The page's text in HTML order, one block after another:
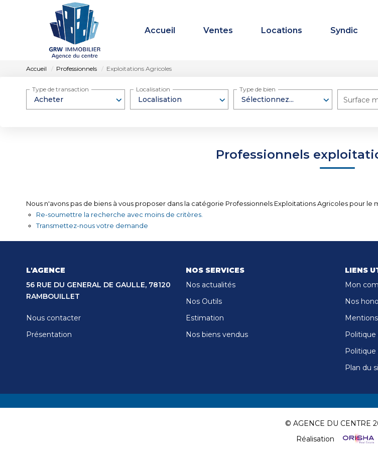
Accueil Ventes Locations Syndic
Accueil Professionnels Exploitations Agricoles
Acheter
Type de transaction
Localisation
Localisation
Sélectionnez...
Type de bien
Surface
Professionnels
Nous n'avons pas de biens à vous proposer dans la catégorie Professionnels Exploitations Agricoles pour le
Re-soumettre la recherche avec moins de critères.
Transmettez-nous votre demande
L'AGENCE
56 RUE DU GENERAL DE GAULLE, 78120
RAMBOUILLET
Nous contacter
Présentation
NOS SERVICES
Nos actualités
Nos Outils
Estimation
Nos biens vendus
LIENS
Mon
Nos
Politique
Plan du
© AGENCE DU CENTRE
Réalisation